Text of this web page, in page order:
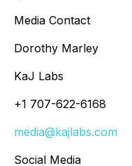
Media Contact
Dorothy Marley
KaJ Labs
+1 707-622-6168
media@kajlabs.com
Social Media